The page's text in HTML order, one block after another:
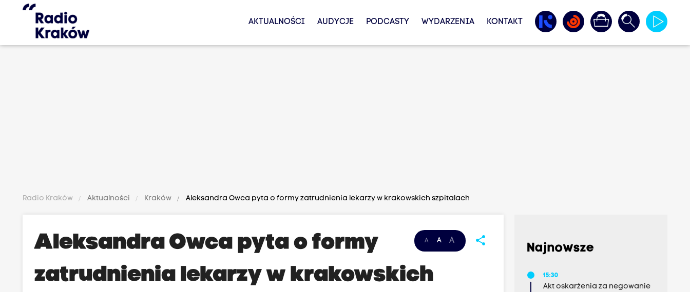
AKTUALNOŚCI AUDYCJE PODCASTY WYDARZENIA KONTAKT
Radio Kraków Aktualności Kraków Aleksandra Owca pyta o formy zatrudnienia lekarzy w krakowskich szpitalach
A A A share
Aleksandra Owca pyta o formy
zatrudnienia lekarzy w krakowskich
Najnowsze
15:30
Akt oskarżenia za negowanie